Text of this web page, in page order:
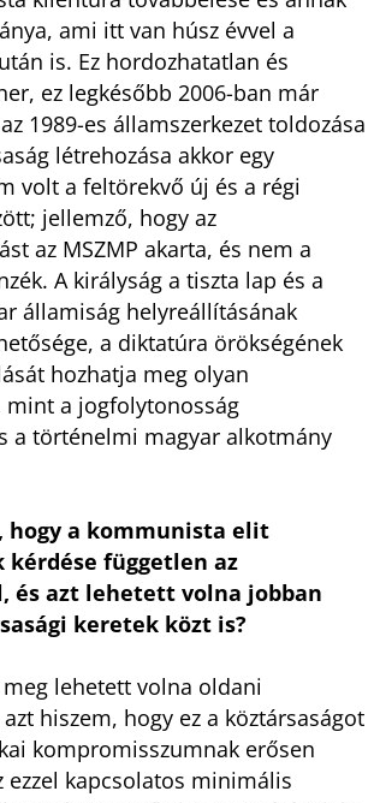
ami itt van húsz évvel a
is. Ez hordozhatatlan és
ez legkésőbb 2006-ban már
1989-es államszerkezet toldozása
létrehozása akkor egy
volt a feltörekvő új és a régi
jellemző, hogy az
az MSZMP akarta, és nem a
A királyság a tiszta lap és a
államiság helyreállításának
a diktatúra örökségének
hozhatja meg olyan
mint a jogfolytonosság
a történelmi magyar alkotmány
hogy a kommunista elit
független az
és azt lehetett volna jobban
keretek közt is?
lehetett volna oldani
hiszem, hogy ez a köztársaságot
kompromisszumnak erősen
ezzel kapcsolatos minimális